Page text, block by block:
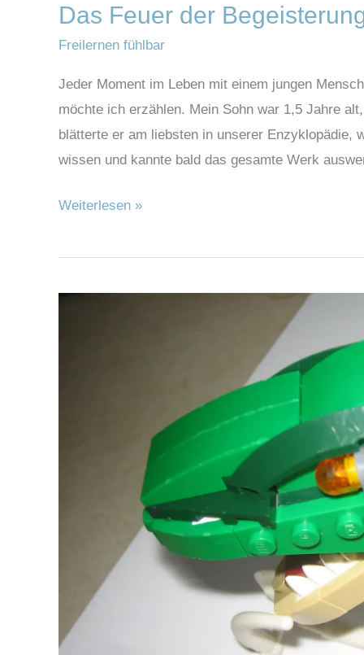
Das Feuer der
Freilernen fühlbar
Jeder Moment im Leben mit einem jungen
möchte ich erzählen. Mein Sohn war 1,5 Jahre
blätterte er am liebsten in unserer Enzyklopädie,
wissen und kannte bald das gesamte Werk
Weiterlesen »